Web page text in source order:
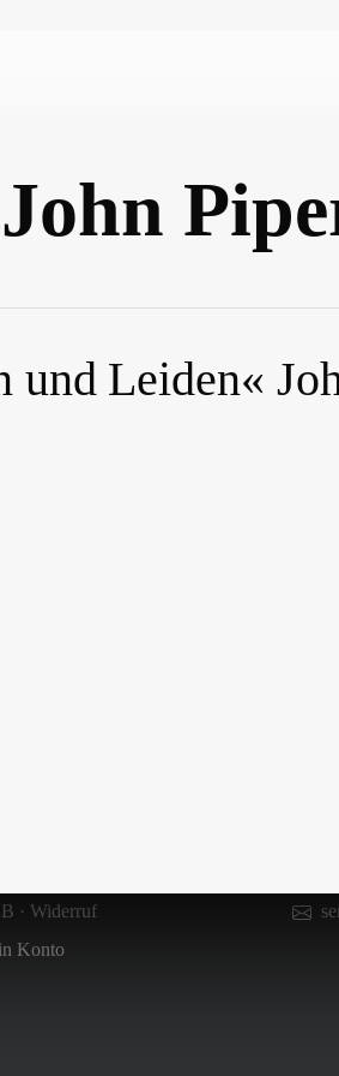
und Leiden«
· Widerruf
Konto